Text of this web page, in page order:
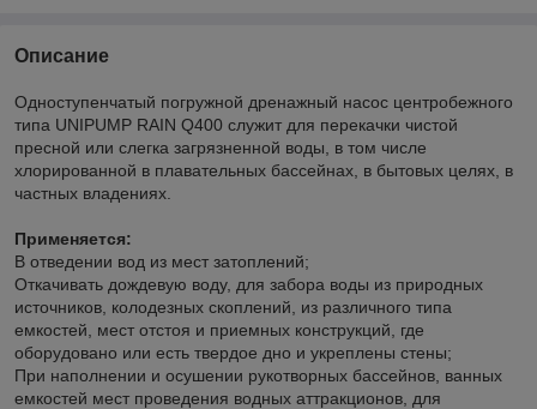
Описание
Одноступенчатый погружной дренажный насос центробежного
типа UNIPUMP RAIN Q400 служит для перекачки чистой
пресной или слегка загрязненной воды, в том числе
хлорированной в плавательных бассейнах, в бытовых целях, в
частных владениях.
Применяется:
В отведении вод из мест затоплений;
Откачивать дождевую воду, для забора воды из природных
источников, колодезных скоплений, из различного типа
емкостей, мест отстоя и приемных конструкций, где
оборудовано или есть твердое дно и укреплены стены;
При наполнении и осушении рукотворных бассейнов, ванных
емкостей мест проведения водных аттракционов, для